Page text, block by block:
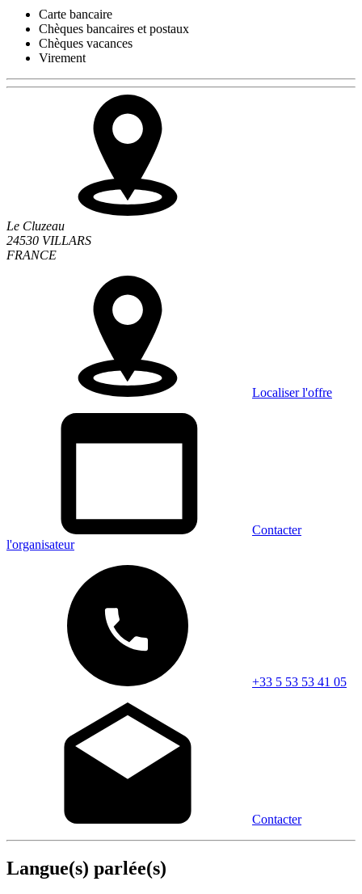
Carte bancaire
Chèques bancaires et postaux
Chèques vacances
Virement
Le Cluzeau
24530 VILLARS
FRANCE
Localiser l'offre
Contacter
l'organisateur
+33 5 53 53 41 05
Contacter
Langue(s) parlée(s)